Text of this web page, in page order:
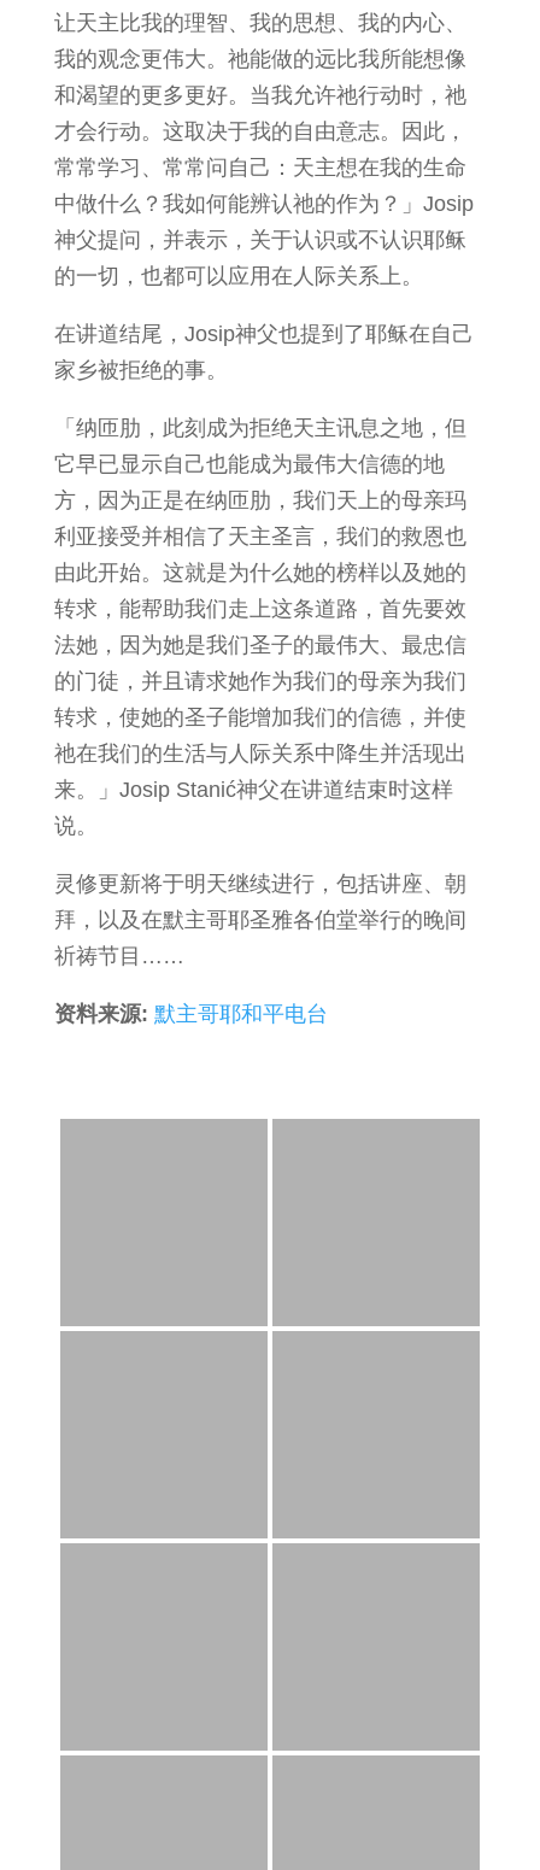
让天主比我的理智、我的思想、我的内心、
我的观念更伟大。祂能做的远比我所能想像
和渴望的更多更好。当我允许祂行动时，祂
才会行动。这取决于我的自由意志。因此，
常常学习、常常问自己：天主想在我的生命
中做什么？我如何能辨认祂的作为？」Josip
神父提问，并表示，关于认识或不认识耶稣
的一切，也都可以应用在人际关系上。
在讲道结尾，Josip神父也提到了耶稣在自己
家乡被拒绝的事。
「纳匝肋，此刻成为拒绝天主讯息之地，但
它早已显示自己也能成为最伟大信德的地
方，因为正是在纳匝肋，我们天上的母亲玛
利亚接受并相信了天主圣言，我们的救恩也
由此开始。这就是为什么她的榜样以及她的
转求，能帮助我们走上这条道路，首先要效
法她，因为她是我们圣子的最伟大、最忠信
的门徒，并且请求她作为我们的母亲为我们
转求，使她的圣子能增加我们的信德，并使
祂在我们的生活与人际关系中降生并活现出
来。」Josip Stanić神父在讲道结束时这样
说。
灵修更新将于明天继续进行，包括讲座、朝
拜，以及在默主哥耶圣雅各伯堂举行的晚间
祈祷节目……
资料来源: 默主哥耶和平电台